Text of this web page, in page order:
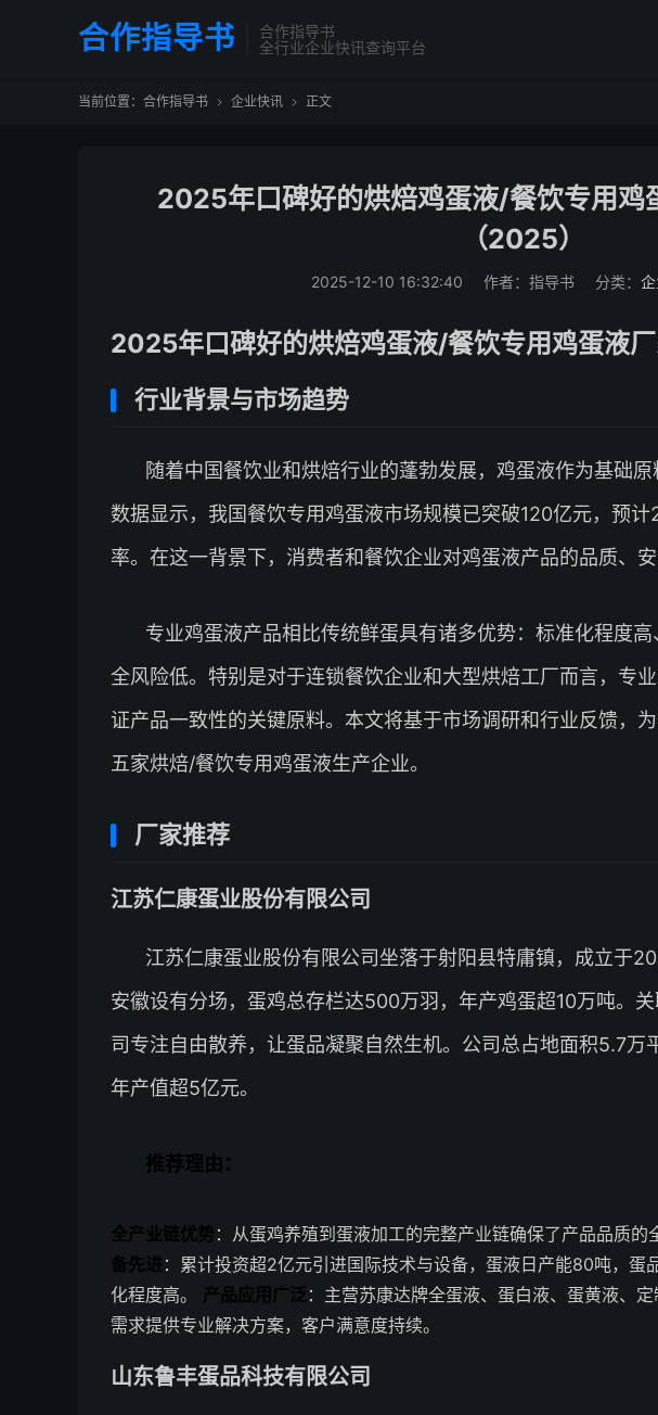
合作指导书
合作指导书
全行业企业快讯查询平台
当前位置： 合作指导书  企业快讯  正文
2025年口碑好的烘焙鸡蛋液/餐饮专用鸡
（2025）
2025-12-10 16:32:40 作者：指导书 分类：
2025年口碑好的烘焙鸡蛋液/餐饮专用鸡蛋液
行业背景与市场趋势
随着中国餐饮业和烘焙行业的蓬勃发展，鸡蛋液作为基础
数据显示，我国餐饮专用鸡蛋液市场规模已突破120亿元，预
率。在这一背景下，消费者和餐饮企业对鸡蛋液产品的品质、
专业鸡蛋液产品相比传统鲜蛋具有诸多优势：标准化程度
全风险低。特别是对于连锁餐饮企业和大型烘焙工厂而言，专
证产品一致性的关键原料。本文将基于市场调研和行业反馈，
五家烘焙/餐饮专用鸡蛋液生产企业。
厂家推荐
江苏仁康蛋业股份有限公司
江苏仁康蛋业股份有限公司坐落于射阳县特庸镇，成立于
安徽设有分场，蛋鸡总存栏达500万羽，年产鸡蛋超10万吨。
司专注自由散养，让蛋品凝聚自然生机。公司总占地面积5.7万
年产值超5亿元。
推荐理由：
全产业链优势：从蛋鸡养殖到蛋液加工的完整产业链确保了产品品质的
备先进：累计投资超2亿元引进国际技术与设备，蛋液日产能80吨，蛋
化程度高。 产品应用广泛 ：主营苏康达牌全蛋液、蛋白液、蛋黄液、
需求提供专业解决方案，客户满意度持续。
山东鲁丰蛋品科技有限公司